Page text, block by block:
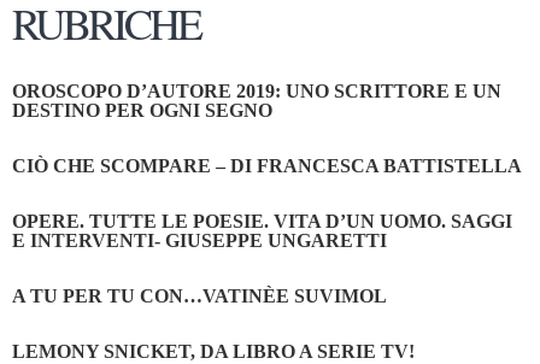
A Tutto Volume
Marketing
RUBRICHE
OROSCOPO D’AUTORE 2019: UNO SCRITTORE E UN
DESTINO PER OGNI SEGNO
CIÒ CHE SCOMPARE – DI FRANCESCA BATTISTELLA
OPERE. TUTTE LE POESIE. VITA D’UN UOMO. SAGGI
E INTERVENTI- GIUSEPPE UNGARETTI
A TU PER TU CON…VATINÈE SUVIMOL
LEMONY SNICKET, DA LIBRO A SERIE TV!